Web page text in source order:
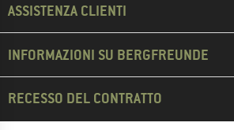
ASSISTENZA CLIENTI
INFORMAZIONI SU BERGFREUNDE
RECESSO DEL CONTRATTO